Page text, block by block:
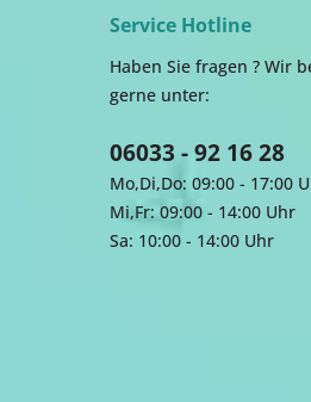
Service Hotline
Haben Sie fragen ? Wir
gerne unter:
06033 - 92 16 28
Mo,Di,Do: 09:00 - 17:00
Mi,Fr: 09:00 - 14:00 Uhr
Sa: 10:00 - 14:00 Uhr